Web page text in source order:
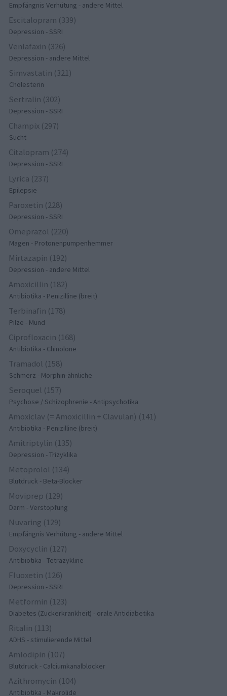
Empfängnis Verhütung - andere Mittel
Escitalopram (339)
Depression - SSRI
Venlafaxin (326)
Depression - andere Mittel
Simvastatin (321)
Cholesterin
Sertralin (302)
Depression - SSRI
Champix (297)
Sucht
Citalopram (274)
Depression - SSRI
Lyrica (237)
Epilepsie
Paroxetin (228)
Depression - SSRI
Omeprazol (220)
Magen - Protonenpumpenhemmer
Mirtazapin (192)
Depression - andere Mittel
Amoxicillin (182)
Antibiotika - Penizilline (breit)
Terbinafin (178)
Pilze - Mund
Ciprofloxacin (168)
Antibiotika - Chinolone
Tramadol (158)
Schmerz - Morphin-ähnliche
Seroquel (157)
Psychose / Schizophrenie - Antipsychotika
Amoxiclav (= Amoxicillin + Clavulan) (141)
Antibiotika - Penizilline (breit)
Amitriptylin (135)
Depression - Trizyklika
Metoprolol (134)
Blutdruck - Beta-Blocker
Moviprep (129)
Darm - Verstopfung
Nuvaring (129)
Empfängnis Verhütung - andere Mittel
Doxycyclin (127)
Antibiotika - Tetrazykline
Fluoxetin (126)
Depression - SSRI
Metformin (123)
Diabetes (Zuckerkrankheit) - orale Antidiabetika
Ritalin (113)
ADHS - stimulierende Mittel
Amlodipin (107)
Blutdruck - Calciumkanalblocker
Azithromycin (104)
Antibiotika - Makrolide